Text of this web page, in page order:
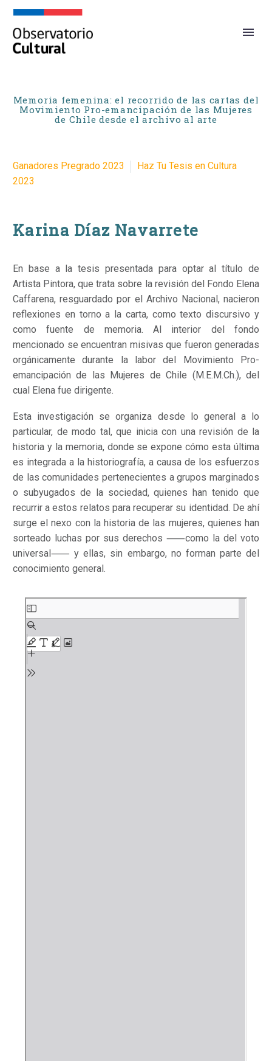
Memoria femenina: el recorrido de las cartas del
Movimiento Pro-emancipación de las Mujeres
de Chile desde el archivo al arte
Ganadores Pregrado 2023
Haz Tu Tesis en Cultura
2023
Karina Díaz Navarrete
En base a la tesis presentada para optar al título de
Artista Pintora, que trata sobre la revisión del Fondo Elena
Caffarena, resguardado por el Archivo Nacional, nacieron
reflexiones en torno a la carta, como texto discursivo y
como fuente de memoria. Al interior del fondo
mencionado se encuentran misivas que fueron generadas
orgánicamente durante la labor del Movimiento Pro-
emancipación de las Mujeres de Chile (M.E.M.Ch.), del
cual Elena fue dirigente.
Esta investigación se organiza desde lo general a lo
particular, de modo tal, que inicia con una revisión de la
historia y la memoria, donde se expone cómo esta última
es integrada a la historiografía, a causa de los esfuerzos
de las comunidades pertenecientes a grupos marginados
o subyugados de la sociedad, quienes han tenido que
recurrir a estos relatos para recuperar su identidad. De ahí
surge el nexo con la historia de las mujeres, quienes han
sorteado luchas por sus derechos ⸺como la del voto
universal⸺ y ellas, sin embargo, no forman parte del
conocimiento general.
Saltar
al
contenido
del
PDF